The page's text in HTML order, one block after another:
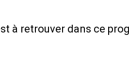
à retrouver dans ce